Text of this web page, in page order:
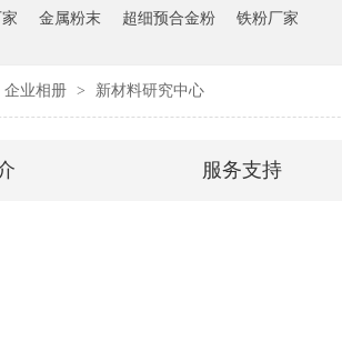
金属粉末 超细预合金粉 铁粉厂家
企业相册 > 新材料研究中心
服务支持